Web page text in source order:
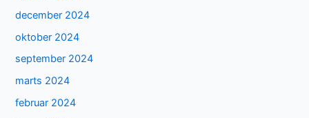
december 2024
oktober 2024
september 2024
marts 2024
februar 2024